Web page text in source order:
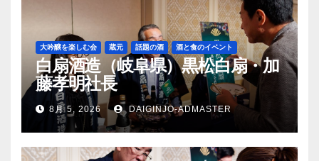
大吟醸を楽しむ会 蔵元 話題の酒 酒と食のイベント
白扇酒造（岐阜県）黒松白扇・加
藤孝明社長
8月 5, 2026 DAIGINJO-ADMASTER